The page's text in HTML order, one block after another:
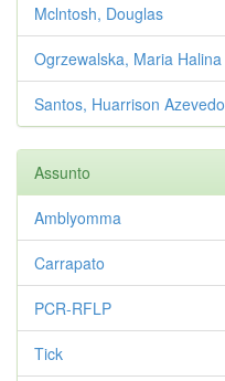
Mclntosh, Douglas
Ogrzewalska, Maria Halina
Santos, Huarrison Azevedo
Assunto
Amblyomma
Carrapato
PCR-RFLP
Tick